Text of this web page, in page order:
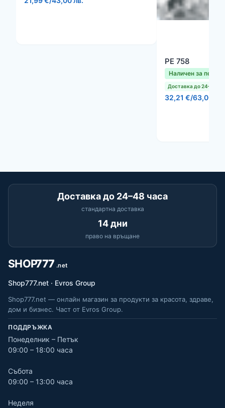
PE 758
Наличен за
Доставка до 24–48
32,21 €/63,00 лв.
Доставка до 24–48 часа
стандартна доставка
14 дни
право на връщане
Shop777.net · Evros Group
Shop777.net — онлайн магазин за продукти за красота, здраве,
дом и бизнес. Част от Evros Group.
ПОДДРЪЖКА
Понеделник – Петък
09:00 – 18:00 часа
Събота
09:00 – 13:00 часа
Неделя